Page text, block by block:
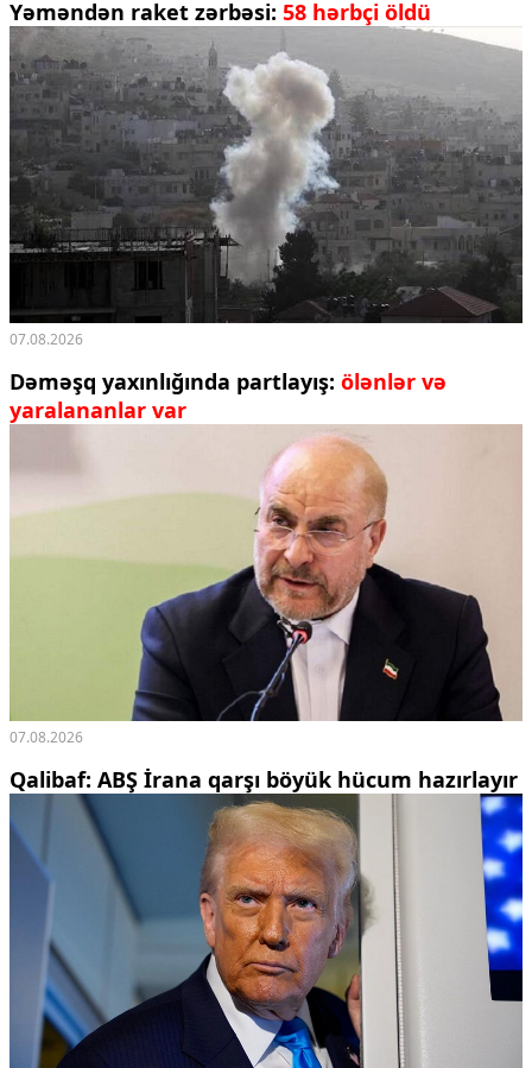
Yəməndən raket zərbəsi: 58 hərbçi öldü
07.08.2026
Dəməşq yaxınlığında partlayış: ölənlər və
yaralananlar var
07.08.2026
Qalibaf: ABŞ İrana qarşı böyük hücum hazırlayır